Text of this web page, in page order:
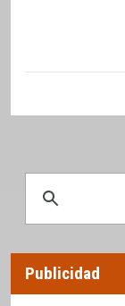
Publicidad